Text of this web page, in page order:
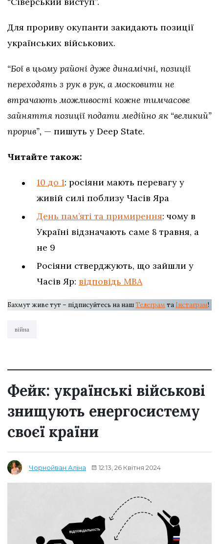
Для прориву окупанти закидають позиції
українських військових.
“Бої в цьому районі дуже динамічні, позиції
переходять з рук в рук, а московити не
втрачають можливості кожне тимчасове
зайняття позиції подати медійно як “великий”
прорив”, — пишуть у Deep State.
Читайте також:
10 до 1: росіяни мають перевагу у
живій силі поблизу Часів Яра
День пам’яті та примирення: чому в
Україні відзначають саме 8 травня, а
не 9
Росіяни стверджують, що зайшли у
Часів Яр: відповідь МВА
Бахмут живе тут – підписуйтесь на нашТелеграм та Інстаграм!
війна
Фейк: українські військові
знищують енергосистему
своєї країни
Чорнойван Аліна 12:13, 26 Квітня 2024